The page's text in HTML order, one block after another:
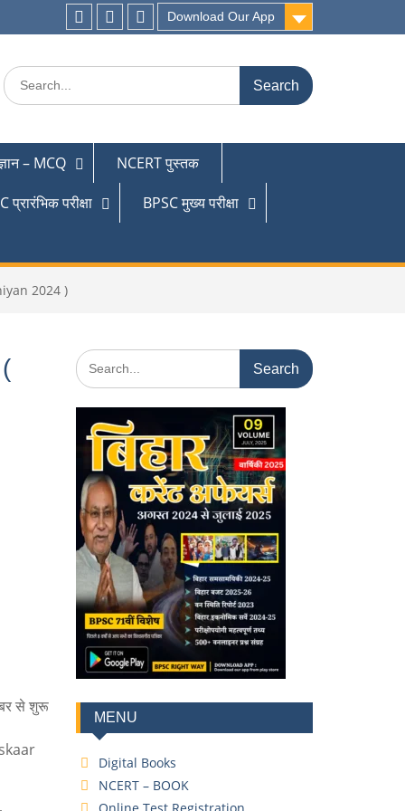
Download Our App
– MCQ
NCERT पुस्तक
प्रारंभिक परीक्षा
BPSC मुख्य परीक्षा
2024 )
से शुरू
MENU
Digital Books
NCERT – BOOK